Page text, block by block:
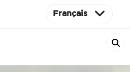
Français